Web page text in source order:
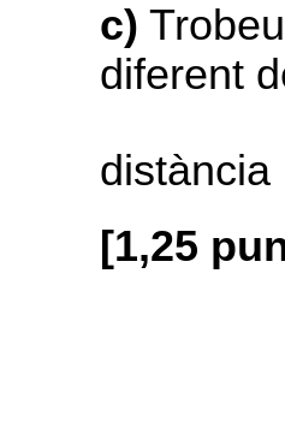
c)
diferent
distància
[1,25